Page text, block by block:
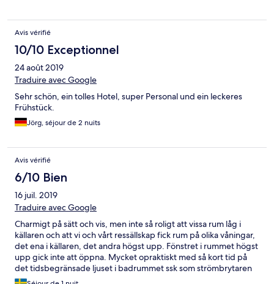
Avis vérifié
10/10 Exceptionnel
24 août 2019
Traduire avec Google
Sehr schön, ein tolles Hotel, super Personal und ein leckeres
Frühstück.
Jörg, séjour de 2 nuits
Avis vérifié
6/10 Bien
16 juil. 2019
Traduire avec Google
Charmigt på sätt och vis, men inte så roligt att vissa rum låg i
källaren och att vi och vårt ressällskap fick rum på olika våningar,
det ena i källaren, det andra högst upp. Fönstret i rummet högst
upp gick inte att öppna. Mycket opraktiskt med så kort tid på
det tidsbegränsade ljuset i badrummet ssk som strömbrytaren
satt utanför badrummet.. Ljuset slocknade innan man hunnit